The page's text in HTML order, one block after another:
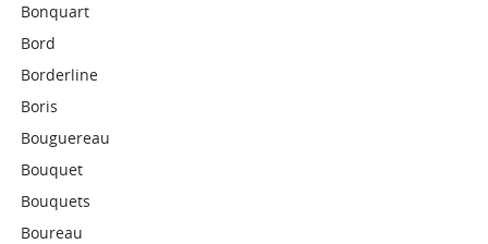
Bonquart
Bord
Borderline
Boris
Bouguereau
Bouquet
Bouquets
Boureau